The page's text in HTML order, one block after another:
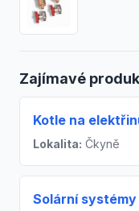
Zajímavé
Kotle na
Lokalita: Čkyně
Solární systémy